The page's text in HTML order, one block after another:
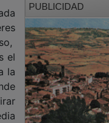
el
la
PUBLICIDAD